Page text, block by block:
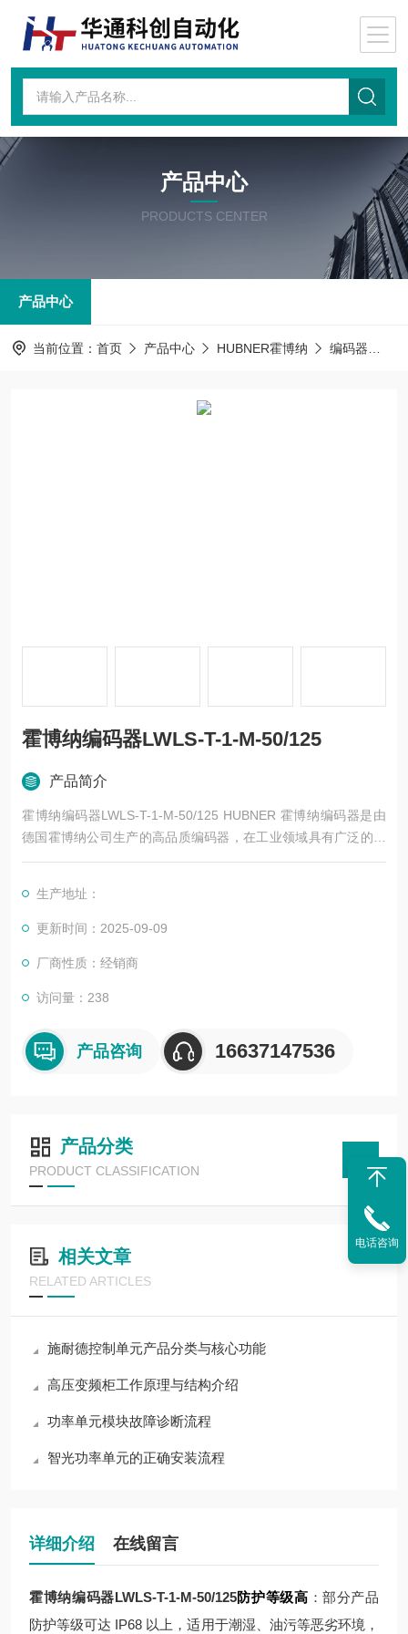
产品中心
PRODUCTS CENTER
产品中心
当前位置： 首页 产品中心 HUBNER霍博纳 编码器
霍博纳编码器LWLS-T-1-M-50/125
产品简介
霍博纳编码器LWLS-T-1-M-50/125 HUBNER 霍博纳编码器是由
德国霍博纳公司生产的高品质编码器，在工业领域具有广泛的应
用和较高的度。以下是其详细简介：
生产地址：
更新时间：2025-09-09
厂商性质：经销商
访问量：238
产品咨询 16637147536
产品分类
PRODUCT CLASSIFICATION
相关文章
RELATED ARTICLES
施耐德控制单元产品分类与核心功能
高压变频柜工作原理与结构介绍
功率单元模块故障诊断流程
智光功率单元的正确安装流程
详细介绍 在线留言
霍博纳编码器LWLS-T-1-M-50/125防护等级高 ：部分产品
防护等级可达 IP68 以上，适用于潮湿、油污等恶劣环境，
电话咨询